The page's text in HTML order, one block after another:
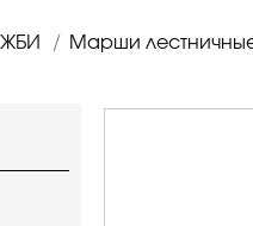
ЖБИ / Марши